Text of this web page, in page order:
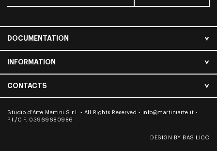
DOCUMENTATION
INFORMATION
CONTACTS
Studio d’Arte Martini S.r.l. - All Rights Reserved - info@martiniarte.it -
P.I./C.F. 03969680986
DESIGN BY BASILICO